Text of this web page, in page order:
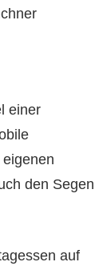
einer
den Segen
auf